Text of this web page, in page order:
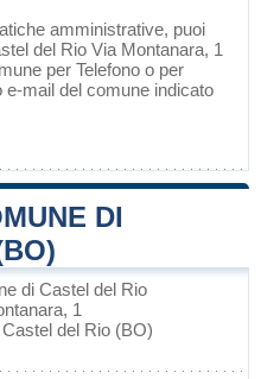
amministrative, puoi
del Rio Via Montanara, 1
per Telefono o per
mail del comune indicato
DI
di Castel del Rio
1
del Rio (BO)